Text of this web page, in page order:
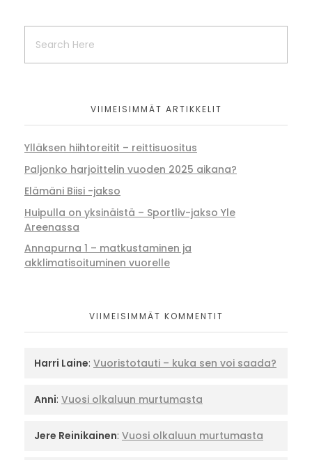
VIIMEISIMMÄT ARTIKKELIT
Ylläksen hiihtoreitit – reittisuositus
Paljonko harjoittelin vuoden 2025 aikana?
Elämäni Biisi -jakso
Huipulla on yksinäistä – Sportliv-jakso Yle
Areenassa
Annapurna 1 – matkustaminen ja
akklimatisoituminen vuorelle
VIIMEISIMMÄT KOMMENTIT
Harri Laine: Vuoristotauti – kuka sen voi saada?
Anni: Vuosi olkaluun murtumasta
Jere Reinikainen: Vuosi olkaluun murtumasta